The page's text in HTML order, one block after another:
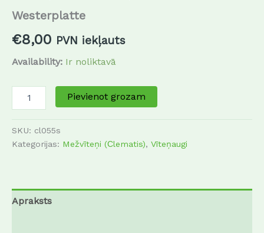
Westerplatte
€8,00 PVN iekļauts
Availability: Ir noliktavā
Pievienot grozam
SKU: cl055s
Kategorijas: Mežvīteņi (Сlematis), Vīteņaugi
Apraksts